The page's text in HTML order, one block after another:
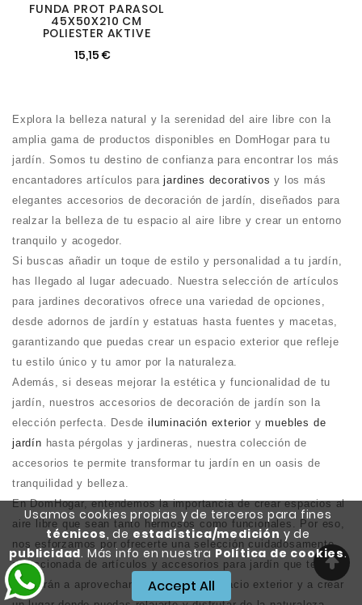
Usamos cookies propias y de terceros para fines
técnicos, de estadística/medición y de
publicidad. Más info en nuestra Política de cookies.
Accept All
FUNDA PROT PARASOL
45X50X210 CM
POLIESTER AKTIVE
15,15 €
Explora la belleza natural y la serenidad del aire libre con la
amplia gama de productos disponibles en DomHogar para tu
jardín. Somos tu destino de confianza para encontrar los más
encantadores artículos parajardines decorativos y los más
elegantes accesorios de decoración de jardín, diseñados para
realzar la belleza de tu espacio al aire libre y crear un entorno
tranquilo y acogedor.
Si buscas añadir un toque de estilo y personalidad a tu jardín,
has llegado al lugar adecuado. Nuestra selección de artículos
para jardines decorativos ofrece una variedad de opciones,
desde adornos de jardín y estatuas hasta fuentes y macetas,
garantizando que puedas crear un espacio exterior que refleje
tu estilo único y tu amor por la naturaleza.
Además, si deseas mejorar la estética y funcionalidad de tu
jardín, nuestros accesorios de decoración de jardín son la
elección perfecta. Desdeiluminación exterior ymuebles de
jardín hasta pérgolas y jardineras, nuestra colección de
accesorios te permite transformar tu jardín en un oasis de
tranquilidad y belleza.
En DomHogar, entendemos la importancia de crear espacios al
aire libre que sean tanto hermosos como funcionales. Por eso,
nos esforzamos por ofrecerte una selección cuidadosamente
seleccionada de artículos y accesorios para jardín que te
ayudarán a aprovechar al máximo tu espacio exterior y a crear